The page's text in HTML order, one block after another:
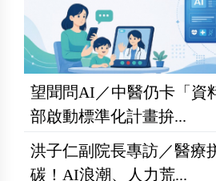
望聞問AI／中醫仍卡「
部啟動標準化計畫拚...
洪子仁副院長專訪／醫療
碳！AI浪潮、人力荒...